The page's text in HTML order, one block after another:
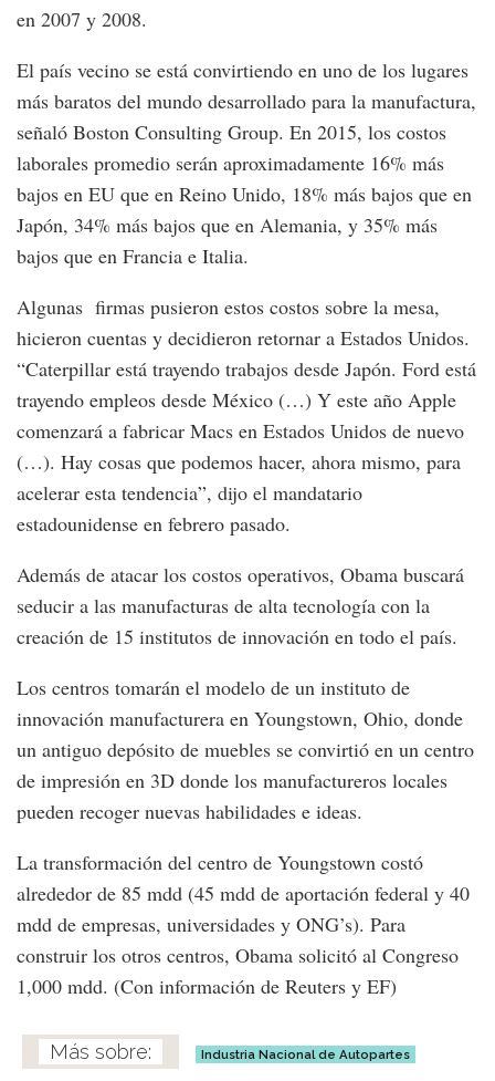
en 2007 y 2008.
El país vecino se está convirtiendo en uno de los lugares
más baratos del mundo desarrollado para la manufactura,
señaló Boston Consulting Group. En 2015, los costos
laborales promedio serán aproximadamente 16% más
bajos en EU que en Reino Unido, 18% más bajos que en
Japón, 34% más bajos que en Alemania, y 35% más
bajos que en Francia e Italia.
Algunas firmas pusieron estos costos sobre la mesa,
hicieron cuentas y decidieron retornar a Estados Unidos.
“Caterpillar está trayendo trabajos desde Japón. Ford está
trayendo empleos desde México (…) Y este año Apple
comenzará a fabricar Macs en Estados Unidos de nuevo
(…). Hay cosas que podemos hacer, ahora mismo, para
acelerar esta tendencia”, dijo el mandatario
estadounidense en febrero pasado.
Además de atacar los costos operativos, Obama buscará
seducir a las manufacturas de alta tecnología con la
creación de 15 institutos de innovación en todo el país.
Los centros tomarán el modelo de un instituto de
innovación manufacturera en Youngstown, Ohio, donde
un antiguo depósito de muebles se convirtió en un centro
de impresión en 3D donde los manufactureros locales
pueden recoger nuevas habilidades e ideas.
La transformación del centro de Youngstown costó
alrededor de 85 mdd (45 mdd de aportación federal y 40
mdd de empresas, universidades y ONG’s). Para
construir los otros centros, Obama solicitó al Congreso
1,000 mdd. (Con información de Reuters y EF)
Industria Nacional de Autopartes